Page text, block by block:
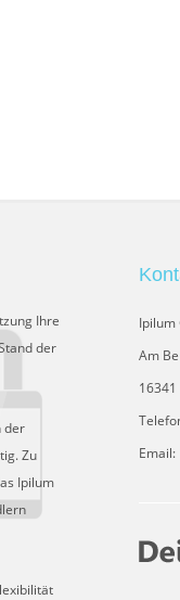
Ihre
der
der
Zu
Ipilum
Ipilum
Am